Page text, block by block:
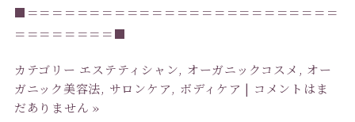
■＝＝＝＝＝＝＝＝＝＝＝＝＝＝＝＝＝＝＝＝＝＝＝＝＝
＝＝＝＝＝＝＝＝■
カテゴリー エステティシャン, オーガニックコスメ , オー
ガニック美容法, サロンケア, ボディケア | コメントはま
だありません »